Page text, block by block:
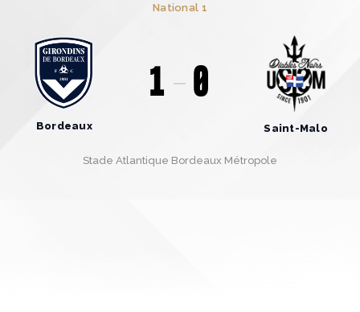
National 1
Bordeaux
1 0
Saint-Malo
Stade Atlantique Bordeaux Métropole